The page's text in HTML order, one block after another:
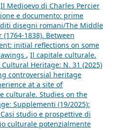
Il Medioevo di Charles Percier
e documento: prime
disegni romani/The Middle
1838). Between
initial reflections on some
, Il capitale culturale.
Heritage: N. 31 (2025)
controversial heritage
at a site of
culturale. Studies on the
Supplementi (19/2025):
studio e prospettive di
culturale potenzialmente